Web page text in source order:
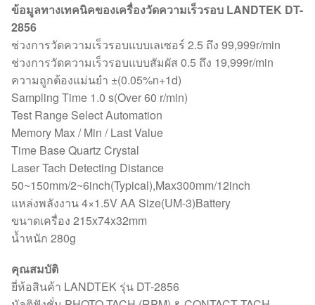
ข้อมูลทางเทคนิคของเครื่องวัดความเร็วรอบ LANDTEK DT-
2856
ช่วงการวัดความเร็วรอบแบบเลเซอร์ 2.5 ถึง 99,999r/min
ช่วงการวัดความเร็วรอบแบบสัมผัส 0.5 ถึง 19,999r/min
ความถูกต้องแม่นยำ ±(0.05%n+1d)
Sampling Time 1.0 s(Over 60 r/min)
Test Range Select Automation
Memory Max / Min / Last Value
Time Base Quartz Crystal
Laser Tach Detecting Distance
50~150mm/2~6inch(Typical),Max300mm/12inch
แหล่งพลังงาน 4×1.5V AA Size(UM-3)Battery
ขนาดเครื่อง 215x74x32mm
น้ำหนัก 280g
คุณสมบัติ
ยี่ห้อสินค้า LANDTEK รุ่น DT-2856